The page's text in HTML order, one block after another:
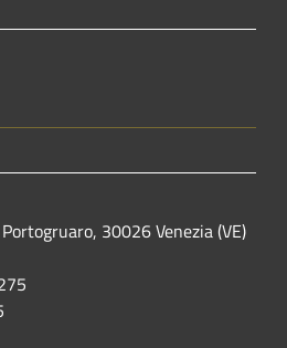
30026 Venezia (VE)